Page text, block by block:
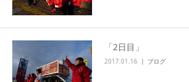
「2日目」
2017.01.16 ブログ